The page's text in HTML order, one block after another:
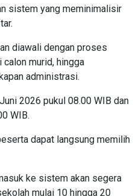
sistem yang meminimalisir
diawali dengan proses
murid, hingga
administrasi.
2026 pukul 08.00 WIB dan
WIB.
dapat langsung memilih
ke sistem akan segera
mulai 10 hingga 20